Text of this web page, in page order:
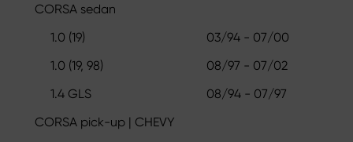
CORSA sedan
1.0 (19)
03/94 - 07/00
1.0 (19, 98)
08/97 - 07/02
1.4 GLS
08/94 - 07/97
CORSA pick-up | CHEVY